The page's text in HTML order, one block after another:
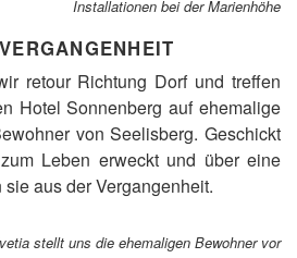
Installationen bei der Marienhöhe
retour Richtung Dorf und treffen
Hotel Sonnenberg auf ehemalige
von Seelisberg. Geschickt
Leben erweckt und über eine
aus der Vergangenheit.
stellt uns die ehemaligen Bewohner vor